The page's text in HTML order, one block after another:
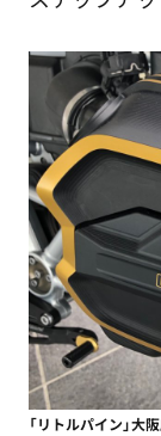
「リトルパイン」